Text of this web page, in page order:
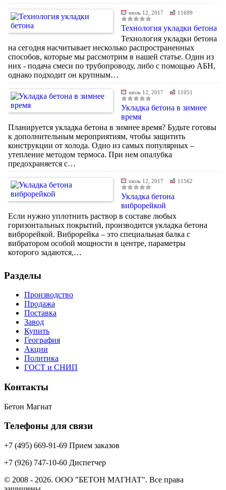
июль 12, 2017 11699
Технология укладки бетона
Технология укладки бетона
на сегодня насчитывает несколько распространенных
способов, которые мы рассмотрим в нашей статье. Один из
них - подача смеси по трубопроводу, либо с помощью АБН,
однако подходит он крупным…
июль 12, 2017 11051
Укладка бетона в зимнее
время
Планируется укладка бетона в зимнее время? Будьте готовы
к дополнительным мероприятиям, чтобы защитить
конструкции от холода. Одно из самых популярных –
утепление методом термоса. При нем опалубка
предохраняется с…
июль 12, 2017 11562
Укладка бетона
виброрейкой
Если нужно уплотнить раствор в составе любых
горизонтальных покрытий, производится укладка бетона
виброрейкой. Виброрейка – это специальная балка с
вибратором особой мощности в центре, параметры
которого задаются,…
Разделы
Производство
Продажа
Поставка
Завод
Купить
География
Акции
Политика
ГОСТ и СНИП
Контакты
Бетон Магнат
Телефоны для связи
+7 (495) 669-91-69 Прием заказов
+7 (926) 747-10-60 Диспетчер
© 2008 - 2026. ООО "БЕТОН МАГНАТ". Все права